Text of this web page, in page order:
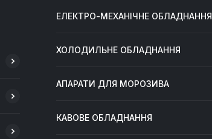
ЕЛЕКТРО-МЕХАНІЧНЕ ОБЛАДНАННЯ
ХОЛОДИЛЬНЕ ОБЛАДНАННЯ
АПАРАТИ ДЛЯ МОРОЗИВА
КАВОВЕ ОБЛАДНАННЯ